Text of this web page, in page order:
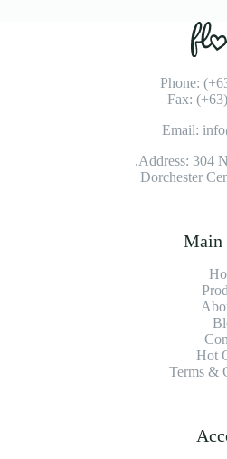
Phone:
Fax:
Email:
Address: 304
Dorchester
Main
Hot
Terms &